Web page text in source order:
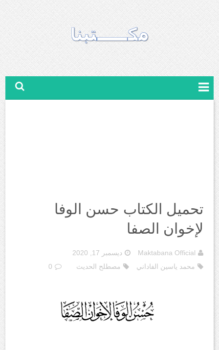
تحميل الكتاب حسن الوفا
لإخوان الصفا
Maktabana Official
ديسمبر 17, 2020
محمد ياسين الفاداني
مصطلح الحديث 0